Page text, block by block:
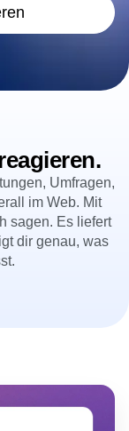
Sign Up
Umfragen,
im Web. Mit
sagen. Es liefert
dir genau, was